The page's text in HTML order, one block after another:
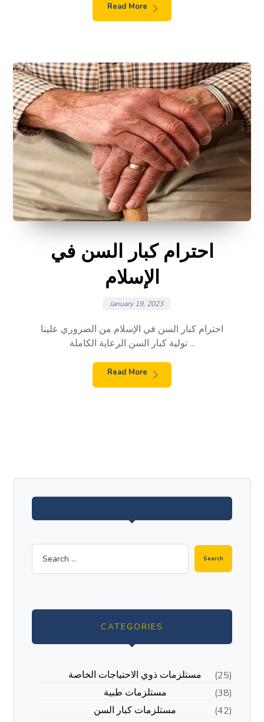
Read More
احترام كبار السن في
الإسلام
January 19, 2023
احترام كبار السن في الإسلام من الضروري علينا
تولية كبار السن الرعاية الكاملة ...
Read More
CATEGORIES
مستلزمات ذوي الاحتياجات الخاصة
(25)
مستلزمات طبية
(38)
مستلزمات كبار السن
(42)